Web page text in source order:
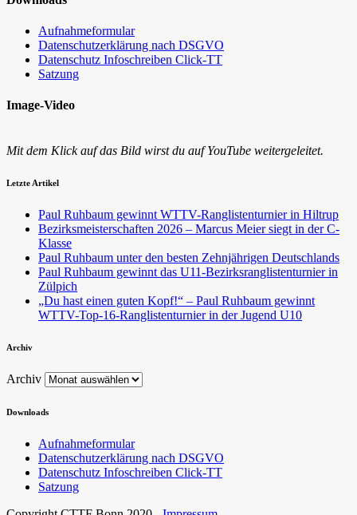
Aufnahmeformular
Datenschutzerklärung nach DSGVO
Datenschutz Infoschreiben Click-TT
Satzung
Image-Video
Mit dem Klick auf das Bild wirst du auf YouTube weitergeleitet.
Letzte Artikel
Paul Ruhbaum gewinnt WTTV-Ranglistenturnier in Hiltrup
Bezirksmeisterschaften 2026 – Marcus Meier siegt in der C-
Klasse
Paul Ruhbaum unter den besten Zehnjährigen Deutschlands
Paul Ruhbaum gewinnt das U11-Bezirksranglistenturnier in
Zülpich
„Du hast einen guten Kopf!“ – Paul Ruhbaum gewinnt
WTTV-Top-16-Ranglistenturnier in der Jugend U10
Archiv
Archiv
Downloads
Aufnahmeformular
Datenschutzerklärung nach DSGVO
Datenschutz Infoschreiben Click-TT
Satzung